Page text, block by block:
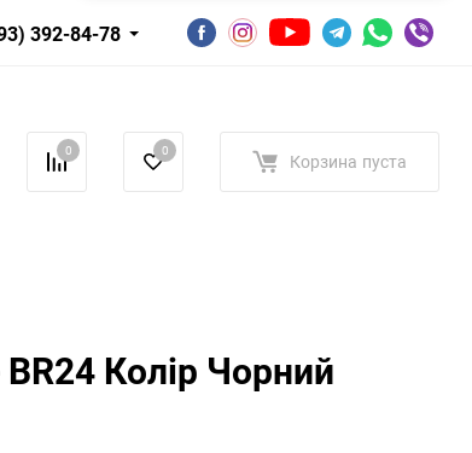
392-84-78
0 0 Корзина пуста
Колір Чорний